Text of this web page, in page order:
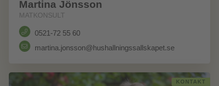
Martina Jönsson
MATKONSULT
0521-72 55 60
martina.jonsson@hushallningssallskapet.se
KONTAKT